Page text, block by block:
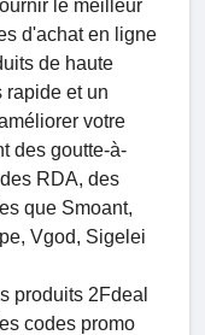
le meilleur
d'achat en ligne
de haute
rapide et un
votre
des goutte-à-
RDA, des
que Smoant,
Vgod, Sigelei
produits 2Fdeal
codes promo